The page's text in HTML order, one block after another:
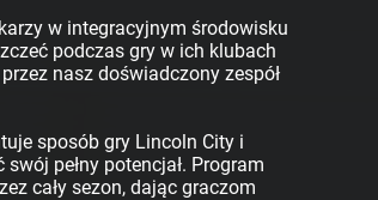
w integracyjnym środowisku
podczas gry w ich klubach
nasz doświadczony zespół
sposób gry Lincoln City i
pełny potencjał. Program
cały sezon, dając graczom